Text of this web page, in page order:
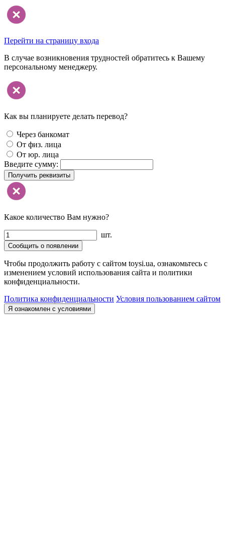
Перейти на страницу входа
В случае возникновения трудностей обратитесь к Вашему
персональному менеджеру.
Как вы планируете делать перевод?
Через банкомат
От физ. лица
От юр. лица
Введите сумму:
Получить реквизиты
Какое количество Вам нужно?
шт.
Сообщить о появлении
Чтобы продолжить работу с сайтом toysi.ua, ознакомьтесь с
изменением условий использования сайта и политики
конфиденциальности.
Политика конфиденциальности Условия пользованием сайтом
Я ознакомлен с условиями